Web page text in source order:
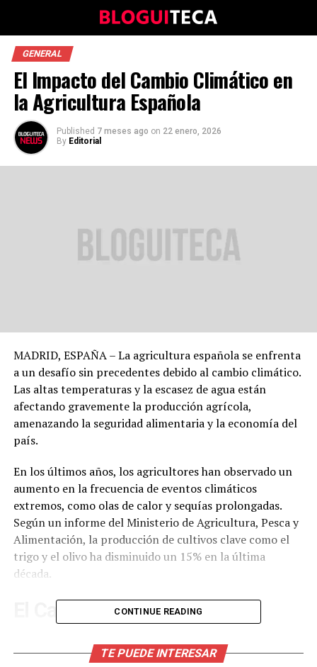
GENERAL
El Impacto del Cambio Climático en
la Agricultura Española
Published 7 meses ago on 22 enero, 2026
By Editorial
MADRID, ESPAÑA – La agricultura española se enfrenta
a un desafío sin precedentes debido al cambio climático.
Las altas temperaturas y la escasez de agua están
afectando gravemente la producción agrícola,
amenazando la seguridad alimentaria y la economía del
país.
En los últimos años, los agricultores han observado un
aumento en la frecuencia de eventos climáticos
extremos, como olas de calor y sequías prolongadas.
Según un informe del Ministerio de Agricultura, Pesca y
Alimentación, la producción de cultivos clave como el
trigo y el olivo ha disminuido un 15% en la última
década.
El Cambio Climático y sus
Efectos en la Agricultura
CONTINUE READING
TE PUEDE INTERESAR